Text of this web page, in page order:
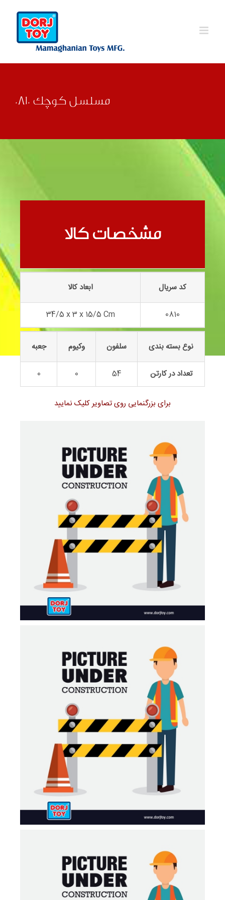
content
مسلسل کوچک 0810
مسلسل کوچک 0810مشخصات کالا
کد سریال ابعاد کالا
0810
34/5 x 3 x 15/5 Cm
نوع بسته بندی سلفون وکیوم جعبه
تعداد در کارتن 54
0
0
برای بزرگنمایی روی تصاویر کلیک نمایید